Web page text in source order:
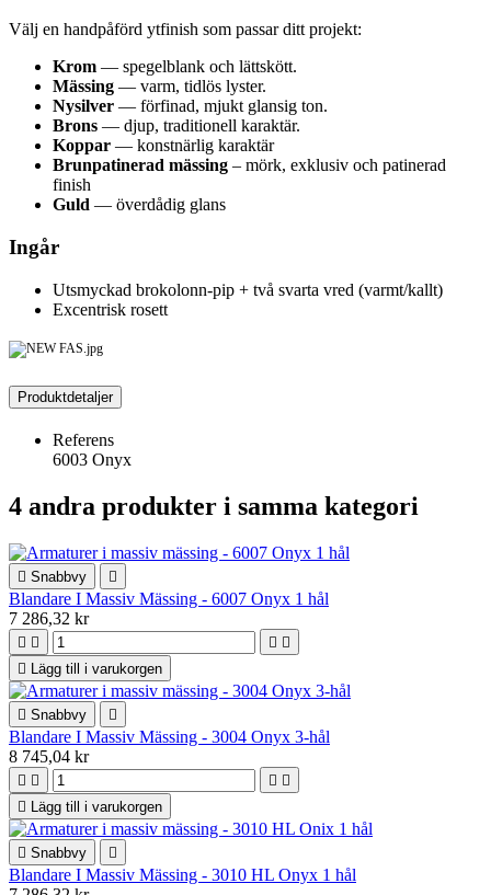
Välj en handpåförd ytfinish som passar ditt projekt:
Krom — spegelblank och lättskött.
Mässing — varm, tidlös lyster.
Nysilver — förfinad, mjukt glansig ton.
Brons — djup, traditionell karaktär.
Koppar — konstnärlig karaktär
Brunpatinerad mässing – mörk, exklusiv och patinerad
finish
Guld — överdådig glans
Ingår
Utsmyckad brokolonn-pip + två svarta vred (varmt/kallt)
Excentrisk rosett
Produktdetaljer
Referens
6003 Onyx
4 andra produkter i samma kategori
 Snabbvy 
Blandare I Massiv Mässing - 6007 Onyx 1 hål
7 286,32 kr
   
 Lägg till i varukorgen
 Snabbvy 
Blandare I Massiv Mässing - 3004 Onyx 3-hål
8 745,04 kr
   
 Lägg till i varukorgen
 Snabbvy 
Blandare I Massiv Mässing - 3010 HL Onyx 1 hål